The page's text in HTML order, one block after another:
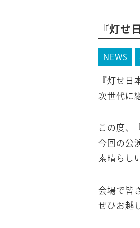
『灯せ
NEWS
『灯せ日
次世代に
この度、
今回の公
素晴らし
会場で皆
ぜひお越